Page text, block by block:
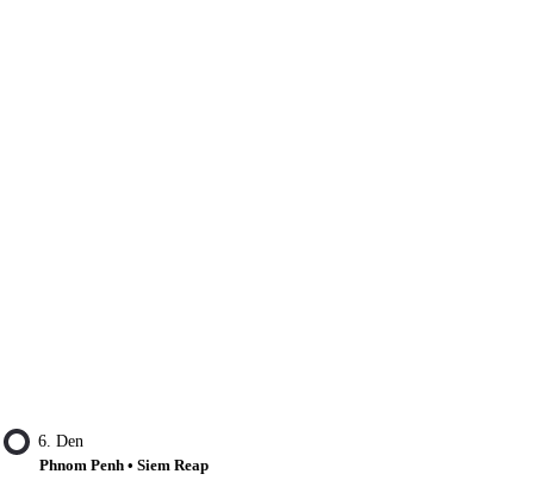
6. Den
Phnom Penh • Siem Reap